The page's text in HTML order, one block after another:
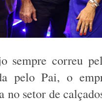
sempre correu
pelo Pai, o
setor de